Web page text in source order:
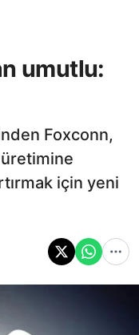
umutlu:
Foxconn,
için yeni